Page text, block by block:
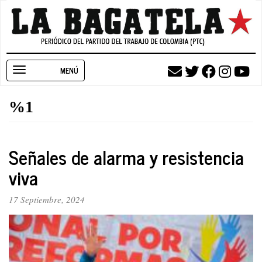
Pasar
contenido
navigation
%1
Señales de alarma y resistencia
viva
17 Septiembre, 2024